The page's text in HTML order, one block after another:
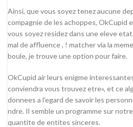
Ainsi, que vous soyez tenez aucune
compagnie de les achoppes, OkCupid
vous soyez residez dans une eleve
mal de affluence , ! matcher via la
boule, je trouve une option pour faire.
OkCupid air leurs enigme
conviendra vous trouvez etre», et ce
donnees a l’egard de savoir les
ndre. Il semble un programme sur
quantite de entites sinceres.